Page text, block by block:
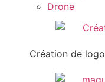
Drone
Création de logo